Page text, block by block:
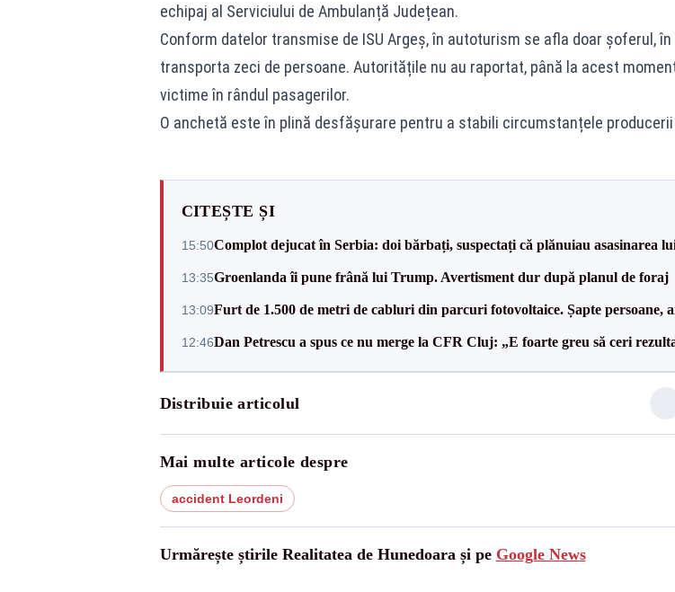
echipaj al Serviciului de Ambulanță Județean.
Conform datelor transmise de ISU Argeș, în autoturism se afla doar șoferul, în
transporta zeci de persoane. Autoritățile nu au raportat, până la acest
victime în rândul pasagerilor.
O anchetă este în plină desfășurare pentru a stabili circumstanțele
CITEȘTE ȘI
15:50Complot dejucat în Serbia: doi bărbați, suspectați că plănuiau asasinarea
13:35Groenlanda îi pune frână lui Trump. Avertisment dur după planul de foraj
13:09Furt de 1.500 de metri de cabluri din parcuri fotovoltaice. Șapte persoane,
12:46Dan Petrescu a spus ce nu merge la CFR Cluj: „E foarte greu să ceri
Distribuie articolul
Mai multe articole despre
accident Leordeni
Urmărește știrile Realitatea de Hunedoara și pe Google News